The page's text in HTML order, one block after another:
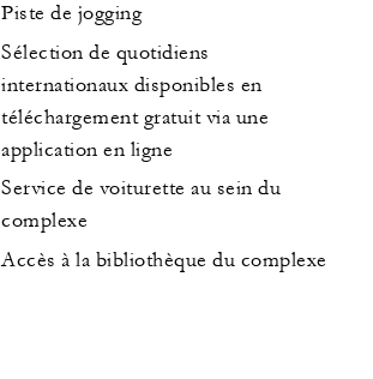
Piste de jogging
Sélection de quotidiens
internationaux disponibles en
téléchargement gratuit via une
application en ligne
Service de voiturette au sein du
complexe
Accès à la bibliothèque du complexe